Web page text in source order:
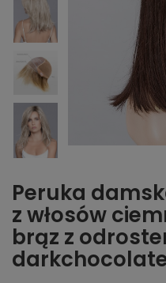
Peruka
z włosów
brąz z